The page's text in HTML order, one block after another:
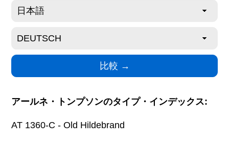
アールネ・トンプソンのタイプ・インデックス:
AT 1360-C - Old Hildebrand